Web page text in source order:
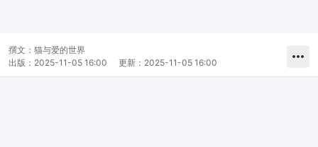
撰文： 猫与爱的世界
出版： 2025-11-05 16:00 更新： 2025-11-05 16:00